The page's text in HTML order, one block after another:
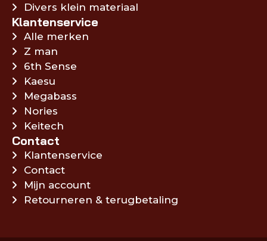
Divers klein materiaal
Klantenservice
Alle merken
Z man
6th Sense
Kaesu
Megabass
Nories
Keitech
Contact
Klantenservice
Contact
Mijn account
Retourneren & terugbetaling